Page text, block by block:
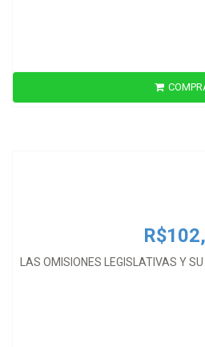
LAS OMISIONES LEGISLATIVAS Y